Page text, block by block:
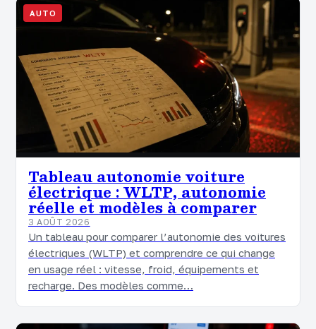
AUTO
Tableau autonomie voiture
électrique : WLTP, autonomie
réelle et modèles à comparer
3 AOÛT 2026
Un tableau pour comparer l’autonomie des voitures
électriques (WLTP) et comprendre ce qui change
en usage réel : vitesse, froid, équipements et
recharge. Des modèles comme…